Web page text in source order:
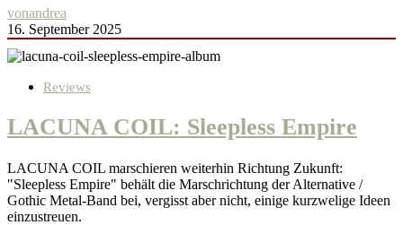
vonandrea
16. September 2025
Reviews
LACUNA COIL: Sleepless Empire
LACUNA COIL marschieren weiterhin Richtung Zukunft:
"Sleepless Empire" behält die Marschrichtung der Alternative /
Gothic Metal-Band bei, vergisst aber nicht, einige kurzwelige Ideen
einzustreuen.